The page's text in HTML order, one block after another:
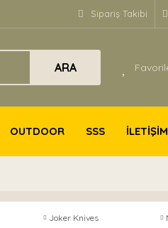
Sipariş Takibi
ARA
OUTDOOR SSS İLETİŞİM
Joker Knives